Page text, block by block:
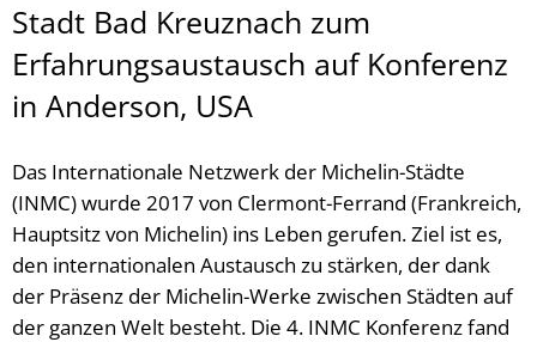
Stadt Bad Kreuznach zum
Erfahrungsaustausch auf Konferenz
in Anderson, USA
Das Internationale Netzwerk der Michelin-Städte
(INMC) wurde 2017 von Clermont-Ferrand (Frankreich,
Hauptsitz von Michelin) ins Leben gerufen. Ziel ist es,
den internationalen Austausch zu stärken, der dank
der Präsenz der Michelin-Werke zwischen Städten auf
der ganzen Welt besteht. Die 4. INMC Konferenz fand